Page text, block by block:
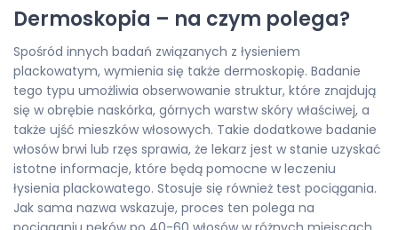
Dermoskopia – na czym polega?
Spośród innych badań związanych z łysieniem
plackowatym, wymienia się także dermoskopię. Badanie
tego typu umożliwia obserwowanie struktur, które znajdują
się w obrębie naskórka, górnych warstw skóry właściwej, a
także ujść mieszków włosowych. Takie dodatkowe badanie
włosów brwi lub rzęs sprawia, że lekarz jest w stanie uzyskać
istotne informacje, które będą pomocne w leczeniu
łysienia plackowatego. Stosuje się również test pociągania.
Jak sama nazwa wskazuje, proces ten polega na